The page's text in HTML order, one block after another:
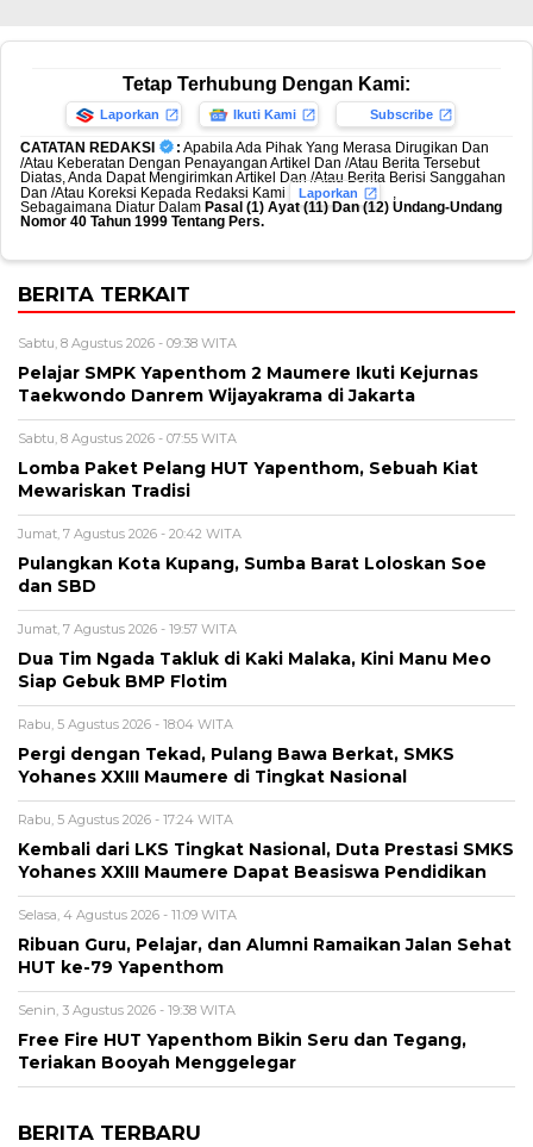
Tetap Terhubung Dengan Kami:
Laporkan Ikuti Kami Subscribe
CATATAN REDAKSI : Apabila Ada Pihak Yang Merasa Dirugikan Dan
/Atau Keberatan Dengan Penayangan Artikel Dan /Atau Berita Tersebut
Diatas, Anda Dapat Mengirimkan Artikel Dan /Atau Berita Berisi Sanggahan
Dan /Atau Koreksi Kepada Redaksi Kami
Laporkan
,
Sebagaimana Diatur Dalam Pasal (1) Ayat (11) Dan (12) Undang-Undang
Nomor 40 Tahun 1999 Tentang Pers.
BERITA TERKAIT
Sabtu, 8 Agustus 2026 - 09:38 WITA
Pelajar SMPK Yapenthom 2 Maumere Ikuti Kejurnas
Taekwondo Danrem Wijayakrama di Jakarta
Sabtu, 8 Agustus 2026 - 07:55 WITA
Lomba Paket Pelang HUT Yapenthom, Sebuah Kiat
Mewariskan Tradisi
Jumat, 7 Agustus 2026 - 20:42 WITA
Pulangkan Kota Kupang, Sumba Barat Loloskan Soe
dan SBD
Jumat, 7 Agustus 2026 - 19:57 WITA
Dua Tim Ngada Takluk di Kaki Malaka, Kini Manu Meo
Siap Gebuk BMP Flotim
Rabu, 5 Agustus 2026 - 18:04 WITA
Pergi dengan Tekad, Pulang Bawa Berkat, SMKS
Yohanes XXIII Maumere di Tingkat Nasional
Rabu, 5 Agustus 2026 - 17:24 WITA
Kembali dari LKS Tingkat Nasional, Duta Prestasi SMKS
Yohanes XXIII Maumere Dapat Beasiswa Pendidikan
Selasa, 4 Agustus 2026 - 11:09 WITA
Ribuan Guru, Pelajar, dan Alumni Ramaikan Jalan Sehat
HUT ke-79 Yapenthom
Senin, 3 Agustus 2026 - 19:38 WITA
Free Fire HUT Yapenthom Bikin Seru dan Tegang,
Teriakan Booyah Menggelegar
BERITA TERBARU